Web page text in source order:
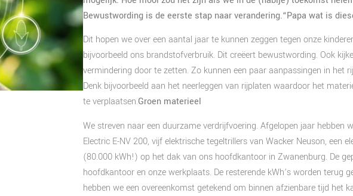
Bewustwording is de eerste stap naar verandering.“Papa wat is
Dit hopen we over een aantal jaar te kunnen zeggen tegen onze
bijvoorbeeld ons brandstofverbruik. Dit creëert bewustwording. Ook
vermindering door te zetten. Zo kunnen een paar aanpassingen in het
Denk bijvoorbeeld aan het neerleggen van rijplaten waardoor het
te verplaatsen.Groen materieel
We streven naar een duurzame verdrijfvoering. Afgelopen jaar hebben
Electric E-NV 200, vijf elektrische tegeltrillers van Wacker Neuson, een
(80.000 kWh!) op het dak van ons hoofdkantoor in Zwanenburg. De
hoofdkantoor en onze werkplaats. De resterende kWh’s worden terug
hebben we een overeenkomst getekend om binnen afzienbare tijd het